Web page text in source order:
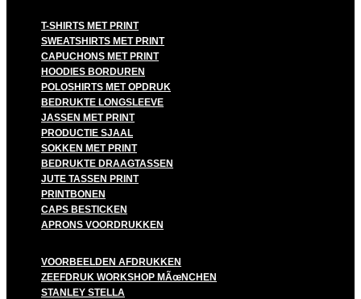
T-SHIRTS MET PRINT
SWEATSHIRTS MET PRINT
CAPUCHONS MET PRINT
HOODIES BORDUREN
POLOSHIRTS MET OPDRUK
BEDRUKTE LONGSLEEVE
JASSEN MET PRINT
PRODUCTIE SJAAL
SOKKEN MET PRINT
BEDRUKTE DRAAGTASSEN
JUTE TASSEN PRINT
PRINTBONEN
CAPS BESTICKEN
APRONS VOORDRUKKEN
VOORBEELDEN AFDRUKKEN
ZEEFDRUK WORKSHOP MÃœNCHEN
STANLEY STELLA